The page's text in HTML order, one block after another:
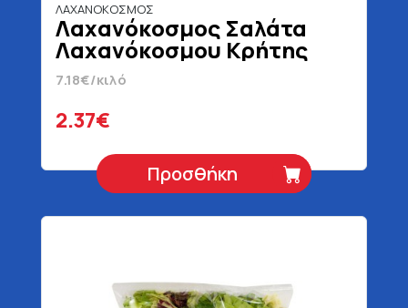
ΛΑΧΑΝΟΚΟΣΜΟΣ
Λαχανόκοσμος Σαλάτα
Λαχανόκοσμου Κρήτης
330 gr
7.18€/κιλό
2.37€
Προσθήκη